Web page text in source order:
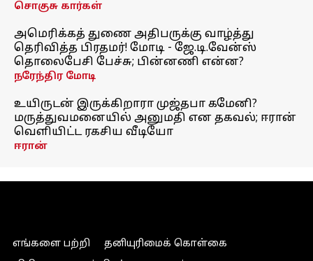
சொகுசு கார்கள்
அமெரிக்கத் துணை அதிபருக்கு வாழ்த்து
தெரிவித்த பிரதமர்! மோடி - ஜே.டி.வேன்ஸ்
தொலைபேசி பேச்சு; பின்னணி என்ன?
நரேந்திர மோடி
உயிருடன் இருக்கிறாரா முஜ்தபா கமேனி?
மருத்துவமனையில் அனுமதி என தகவல்; ஈரான்
வெளியிட்ட ரகசிய வீடியோ
ஈரான்
எங்களை பற்றி
தனியுரிமைக் கொள்கை